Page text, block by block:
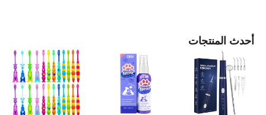
أحدث المنتجات